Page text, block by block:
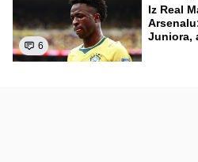
6
Iz Real
Juniora,